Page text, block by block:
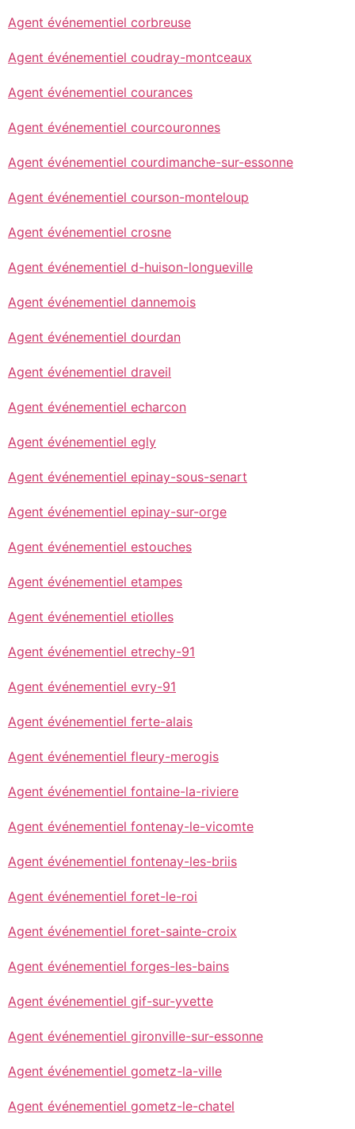
Agent événementiel corbreuse
Agent événementiel coudray-montceaux
Agent événementiel courances
Agent événementiel courcouronnes
Agent événementiel courdimanche-sur-essonne
Agent événementiel courson-monteloup
Agent événementiel crosne
Agent événementiel d-huison-longueville
Agent événementiel dannemois
Agent événementiel dourdan
Agent événementiel draveil
Agent événementiel echarcon
Agent événementiel egly
Agent événementiel epinay-sous-senart
Agent événementiel epinay-sur-orge
Agent événementiel estouches
Agent événementiel etampes
Agent événementiel etiolles
Agent événementiel etrechy-91
Agent événementiel evry-91
Agent événementiel ferte-alais
Agent événementiel fleury-merogis
Agent événementiel fontaine-la-riviere
Agent événementiel fontenay-le-vicomte
Agent événementiel fontenay-les-briis
Agent événementiel foret-le-roi
Agent événementiel foret-sainte-croix
Agent événementiel forges-les-bains
Agent événementiel gif-sur-yvette
Agent événementiel gironville-sur-essonne
Agent événementiel gometz-la-ville
Agent événementiel gometz-le-chatel